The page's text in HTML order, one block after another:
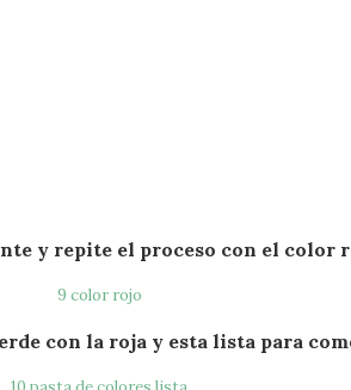
y repite el proceso con el color
con la roja y esta lista para